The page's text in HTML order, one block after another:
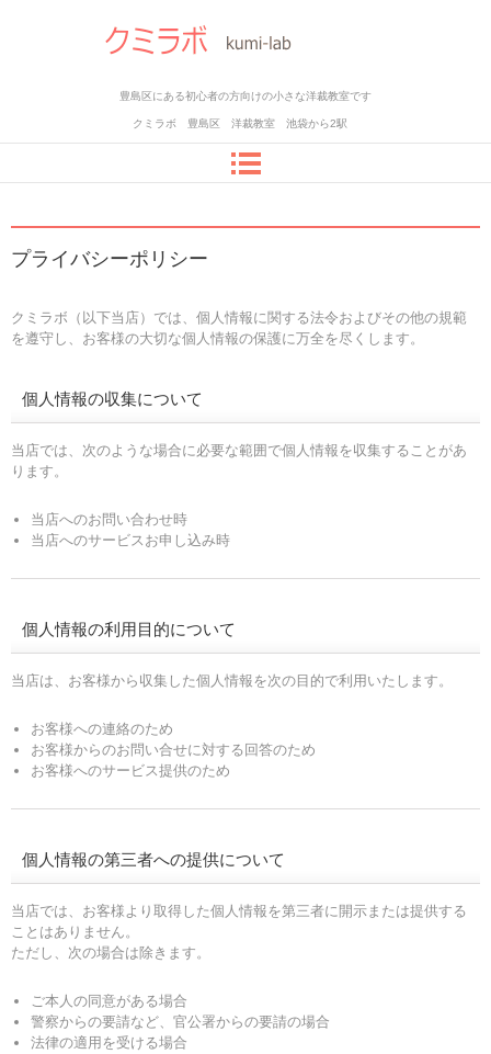
豊島区にある初心者の方向けの小さな洋裁教室です
クミラボ 豊島区 洋裁教室 池袋から2駅
プライバシーポリシー
クミラボ（以下当店）では、個人情報に関する法令およびその他の規範
を遵守し、お客様の大切な個人情報の保護に万全を尽くします。
個人情報の収集について
当店では、次のような場合に必要な範囲で個人情報を収集することがあ
ります。
当店へのお問い合わせ時
当店へのサービスお申し込み時
個人情報の利用目的について
当店は、お客様から収集した個人情報を次の目的で利用いたします。
お客様への連絡のため
お客様からのお問い合せに対する回答のため
お客様へのサービス提供のため
個人情報の第三者への提供について
当店では、お客様より取得した個人情報を第三者に開示または提供する
ことはありません。
ただし、次の場合は除きます。
ご本人の同意がある場合
警察からの要請など、官公署からの要請の場合
法律の適用を受ける場合